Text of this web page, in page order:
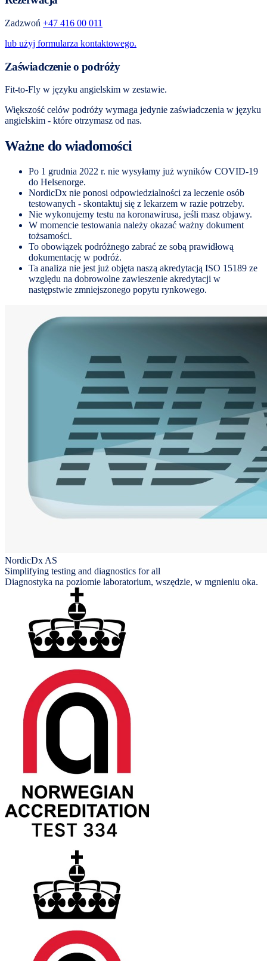
Zadzwoń +47 416 00 011
lub użyj formularza kontaktowego.
Zaświadczenie o podróży
Fit-to-Fly w języku angielskim w zestawie.
Większość celów podróży wymaga jedynie zaświadczenia w języku
angielskim - które otrzymasz od nas.
Ważne do wiadomości
Po 1 grudnia 2022 r. nie wysyłamy już wyników COVID-19
do Helsenorge.
NordicDx nie ponosi odpowiedzialności za leczenie osób
testowanych - skontaktuj się z lekarzem w razie potrzeby.
Nie wykonujemy testu na koronawirusa, jeśli masz objawy.
W momencie testowania należy okazać ważny dokument
tożsamości.
To obowiązek podróżnego zabrać ze sobą prawidłową
dokumentację w podróż.
Ta analiza nie jest już objęta naszą akredytacją ISO 15189 ze
względu na dobrowolne zawieszenie akredytacji w
następstwie zmniejszonego popytu rynkowego.
NordicDx AS
Simplifying testing and diagnostics for all
Diagnostyka na poziomie laboratorium, wszędzie, w mgnieniu oka.